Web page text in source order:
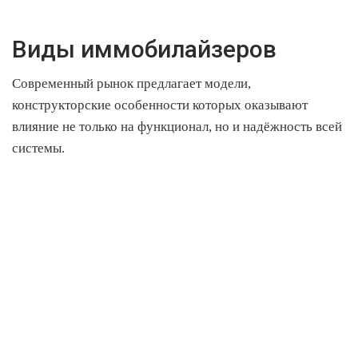
Виды иммобилайзеров
Современный рынок предлагает модели,
конструкторские особенности которых оказывают
влияние не только на функционал, но и надёжность всей
системы.